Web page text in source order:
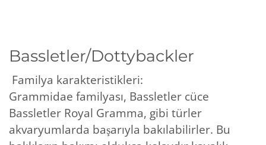
Bassletler/Dottybackler
Familya karakteristikleri:
Grammidae familyası, Bassletler cüce
Bassletler Royal Gramma, gibi türler
akvaryumlarda başarıyla bakılabilirler. Bu